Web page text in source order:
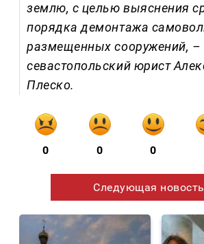
землю, с целью выяснения
порядка демонтажа
размещенных сооружений, –
севастопольский юрист
Плеско.
0 0 0
Следующая новость